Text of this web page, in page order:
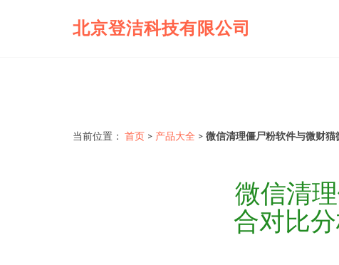
北京登洁科技有限公司
当前位置： 首页 > 产品大全 > 微信清理僵尸粉软件与微财
微信清
合对比